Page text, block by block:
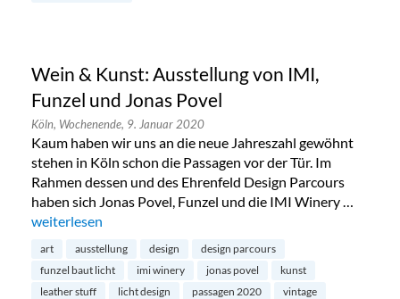
Wein & Kunst: Ausstellung von IMI,
Funzel und Jonas Povel
Köln, Wochenende, 9. Januar 2020
Kaum haben wir uns an die neue Jahreszahl gewöhnt
stehen in Köln schon die Passagen vor der Tür. Im
Rahmen dessen und des Ehrenfeld Design Parcours
haben sich Jonas Povel, Funzel und die IMI Winery …
„Wein & Kunst: Ausstellung von IMI, Funzel und Jonas
weiterlesen
art ausstellung design
design parcours
funzel baut licht
imi winery jonas povel
kunst
leather stuff
licht design passagen 2020
vintage